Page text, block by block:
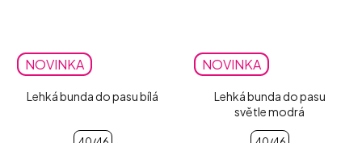
NOVINKA
Lehká bunda do pasu bílá
NOVINKA
Lehká bunda do pasu
světle modrá